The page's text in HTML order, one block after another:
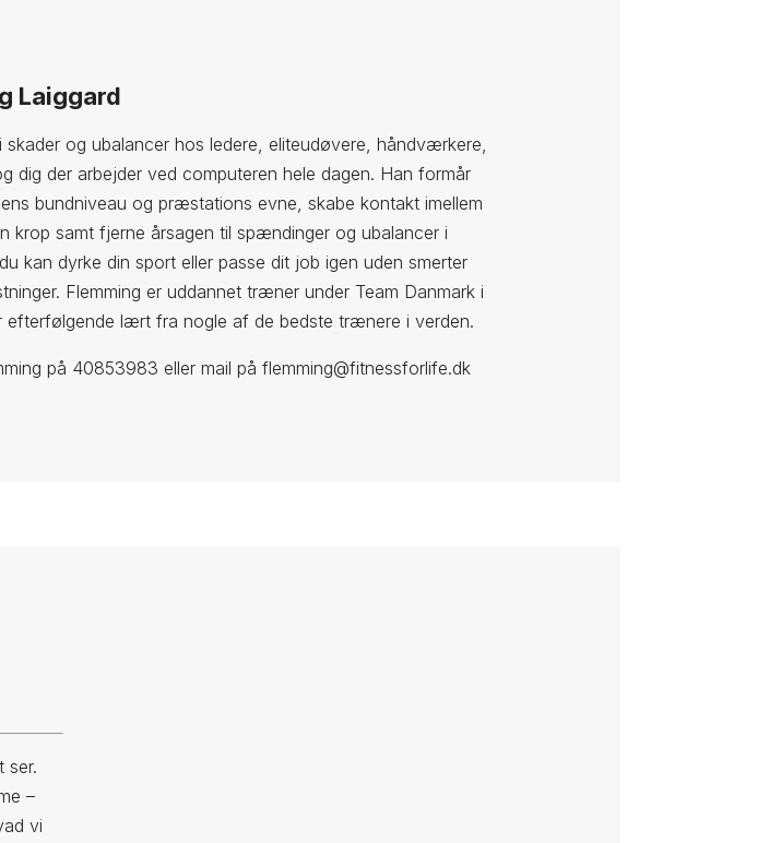
Laiggard
skader og ubalancer hos ledere, eliteudøvere, håndværkere,
dig der arbejder ved computeren hele dagen. Han formår
bundniveau og præstations evne, skabe kontakt imellem
krop samt fjerne årsagen til spændinger og ubalancer i
kan dyrke din sport eller passe dit job igen uden smerter
Flemming er uddannet træner under Team Danmark i
efterfølgende lært fra nogle af de bedste trænere i verden.
på 40853983 eller mail på flemming@fitnessforlife.dk
ser.
–
vi